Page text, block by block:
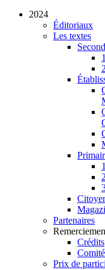
2024
Éditoriaux
Les textes
Partenaires
Crédits
Prix de